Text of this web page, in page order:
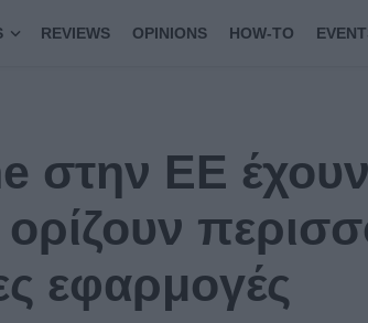
REVIEWS OPINIONS HOW-TO
στην ΕΕ
εφαρμογές